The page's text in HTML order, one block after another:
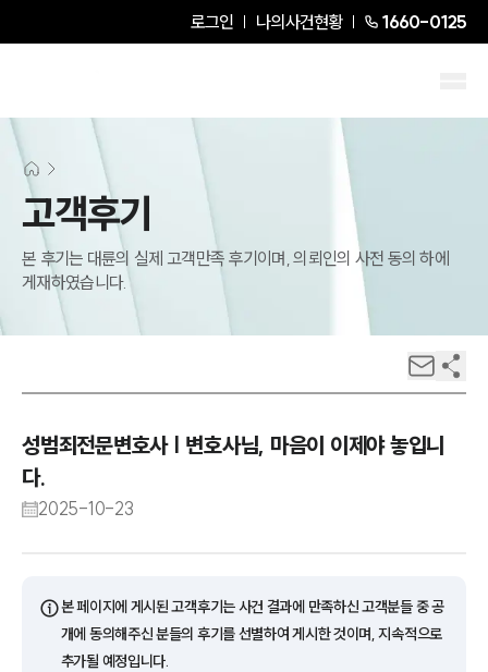
로그인 나의사건현황 1660-0125
고객후기
본 후기는 대륜의 실제 고객만족 후기이며, 의뢰인의 사전 동의 하에
게재하였습니다.
성범죄전문변호사 | 변호사님, 마음이 이제야 놓입니
다.
2025-10-23
ⓘ본 페이지에 게시된 고객후기는 사건 결과에 만족하신 고객분들 중 공
개에 동의해주신 분들의 후기를 선별하여 게시한 것이며, 지속적으로
추가될 예정입니다.